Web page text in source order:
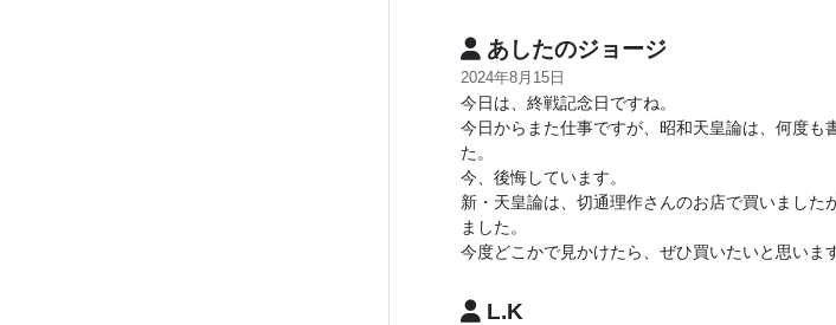
あしたのジョージ
2024年8月15日
今日は、終戦記念日ですね。
今日からまた仕事ですが、昭和天皇論は、何度も
た。
今、後悔しています。
新・天皇論は、切通理作さんのお店で買いました
ました。
今度どこかで見かけたら、ぜひ買いたいと思います
L.K